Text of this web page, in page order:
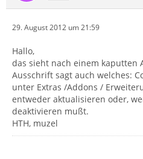
29. August 2012 um 21:59
Hallo,
das sieht nach einem kaputten
Ausschrift sagt auch welches:
unter Extras /Addons /
entweder aktualisieren oder,
deaktivieren mußt.
HTH, muzel